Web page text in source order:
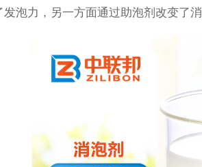
泡力，另一方面通过助泡剂改变了消